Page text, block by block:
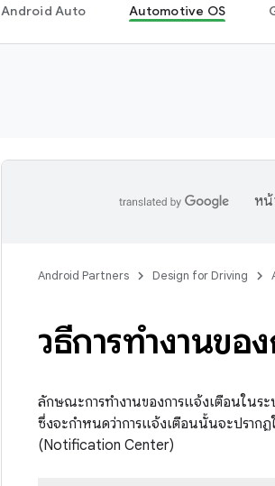
Android Auto Automotive OS
หน้
Android Partners Design for Driving
วิธีการทํางานข
ลักษณะการทำงานของการแจ้งเตือนในร
ซึ่งจะกำหนดว่าการแจ้งเตือนนั้นจะปรา
(Notification Center)